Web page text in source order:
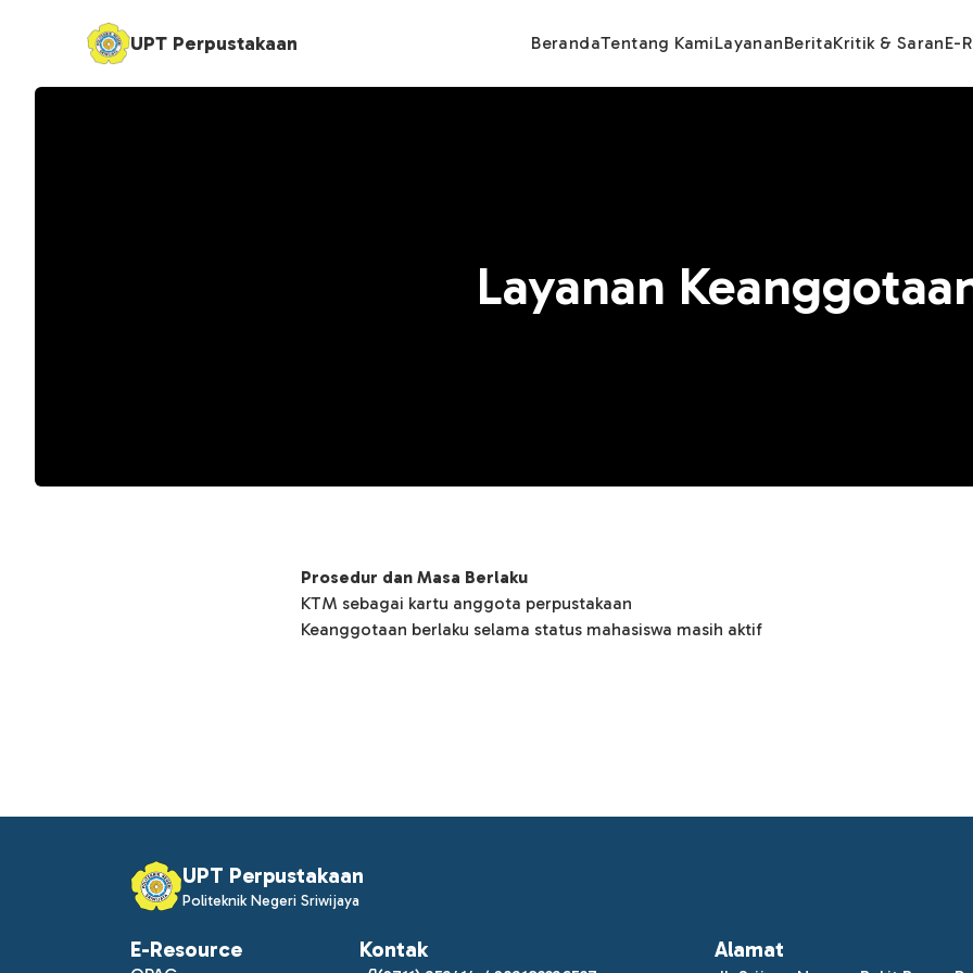
UPT Perpustakaan BerandaTentang KamiLayananBeritaKritik & SaranE-
Layanan
Prosedur dan Masa Berlaku
KTM sebagai kartu anggota perpustakaan
Keanggotaan berlaku selama status mahasiswa masih aktif
UPT Perpustakaan
Politeknik Negeri Sriwijaya
E-Resource Kontak Alamat